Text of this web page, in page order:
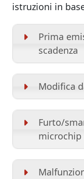
istruzioni in
Prima
scadenza
Modifica
Furto/
microchip